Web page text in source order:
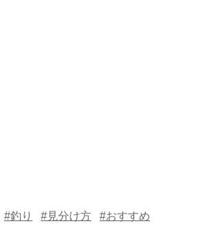
#釣り #見分け方 #おすすめ